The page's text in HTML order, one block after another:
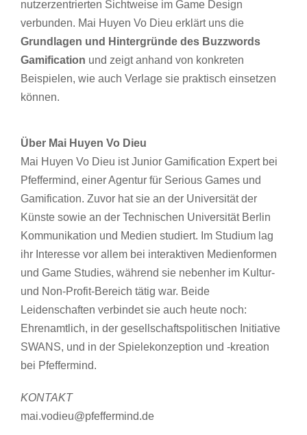
nutzerzentrierten Sichtweise im Game Design
verbunden. Mai Huyen Vo Dieu erklärt uns die
Grundlagen und Hintergründe des Buzzwords
Gamification und zeigt anhand von konkreten
Beispielen, wie auch Verlage sie praktisch einsetzen
können.
Über Mai Huyen Vo Dieu
Mai Huyen Vo Dieu ist Junior Gamification Expert bei
Pfeffermind, einer Agentur für Serious Games und
Gamification. Zuvor hat sie an der Universität der
Künste sowie an der Technischen Universität Berlin
Kommunikation und Medien studiert. Im Studium lag
ihr Interesse vor allem bei interaktiven Medienformen
und Game Studies, während sie nebenher im Kultur-
und Non-Profit-Bereich tätig war. Beide
Leidenschaften verbindet sie auch heute noch:
Ehrenamtlich, in der gesellschaftspolitischen Initiative
SWANS, und in der Spielekonzeption und -kreation
bei Pfeffermind.
KONTAKT
mai.vodieu@pfeffermind.de